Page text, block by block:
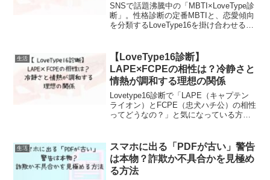
SNSで話題沸騰中の「MBTI×LoveType診
断」。性格診断の定番MBTIと、恋愛傾向
を分類するLoveType16を掛け合わせるこ
は、MBTI×LoveTypeの...
生活
【LoveType16診断】
LAPE×FCPEの相性は？冷静さと
情熱が調和する理想の関係
Lovetype16診断で「LAPE（キャプテン
ライオン）とFCPE（忠犬ハチ公）の相性
ってどうなの？」と気になっている方
理想的なカップルです。LAPEは落ち着き
とリー...
生活
スマホに出る「PDFが古い」警告
は本物？詐欺か不具合かを見極め
る方法